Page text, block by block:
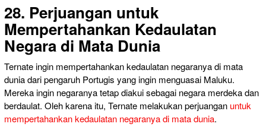
28. Perjuangan untuk
Mempertahankan Kedaulatan
Negara di Mata Dunia
Ternate ingin mempertahankan kedaulatan negaranya di mata
dunia dari pengaruh Portugis yang ingin menguasai Maluku.
Mereka ingin negaranya tetap diakui sebagai negara merdeka dan
berdaulat. Oleh karena itu, Ternate melakukan perjuangan untuk
mempertahankan kedaulatan negaranya di mata dunia.